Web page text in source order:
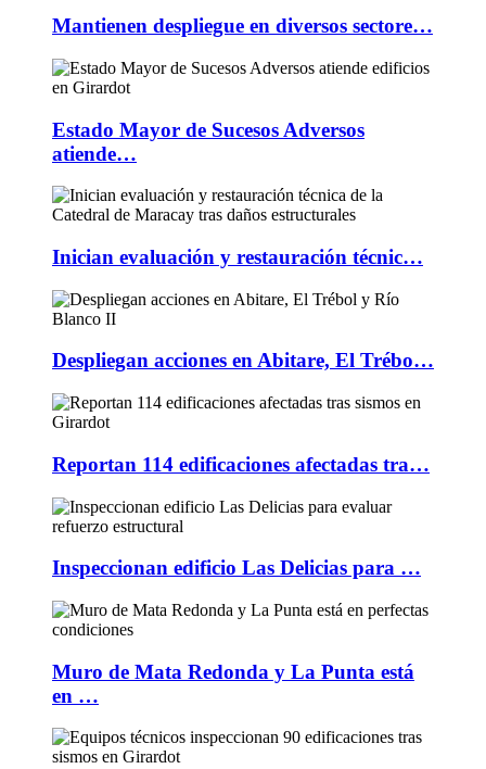
Mantienen despliegue en diversos sectore…
Estado Mayor de Sucesos Adversos
atiende…
Inician evaluación y restauración técnic…
Despliegan acciones en Abitare, El Trébo…
Reportan 114 edificaciones afectadas tra…
Inspeccionan edificio Las Delicias para …
Muro de Mata Redonda y La Punta está
en …